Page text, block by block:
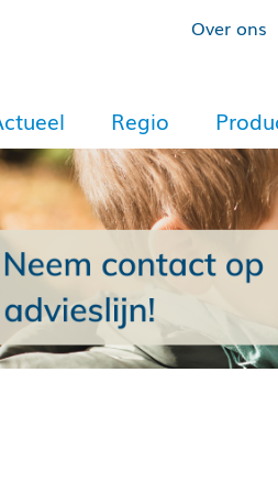
Over ons
Regio